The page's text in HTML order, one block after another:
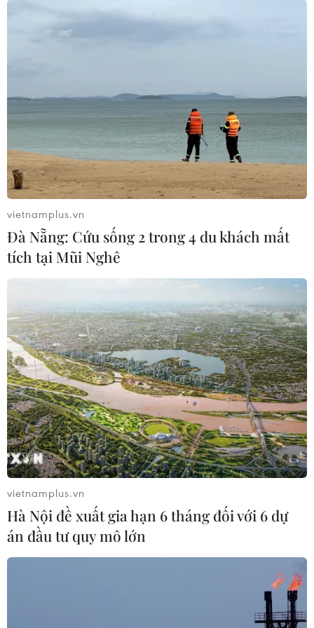
08/08/2026 12:55
Kết luận thanh tra về cơ sở nhà, đất
dôi dư sau sắp xếp tại thành phố Hải
Phòng
08/08/2026 12:53
Động lực mới cho hợp tác thương
08/08/2026 12:20
Sửa đổi Luật Dầu khí: Phân cấp,
phân quyền nhưng phải kiểm soát
rủi ro
08/08/2026 11:05
Giải quyết khó khăn, vướng mắc
trong lĩnh vực thuế và hải quan
08/08/2026 09:54
vietnamplus.vn
Đà Nẵng: Cứu sống 2 trong 4 du khách mất
tích tại Mũi Nghê
vietnamplus.vn
Hà Nội đề xuất gia hạn 6 tháng đối với 6 dự
án đầu tư quy mô lớn